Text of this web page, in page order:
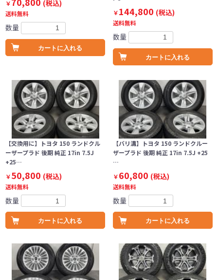
￥ (税込)
送料無料
数量
カートに入れる
￥144,800 (税込)
送料無料
数量
カートに入れる
【交換用に】トヨタ 150 ランドクル
ーザープラド 後期 純正 17in 7.5J
+25…
￥50,800 (税込)
送料無料
数量
カートに入れる
【バリ溝】トヨタ 150 ランドクルー
ザープラド 後期 純正 17in 7.5J +25
…
￥60,800 (税込)
送料無料
数量
カートに入れる